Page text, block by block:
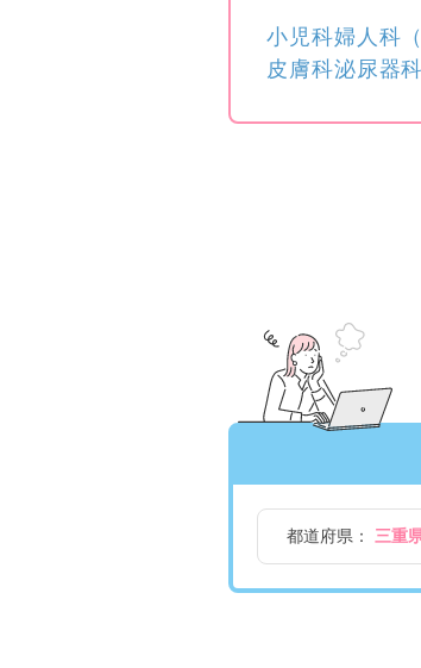
小児科婦人科
皮膚科泌尿器科
都道府県： 三重